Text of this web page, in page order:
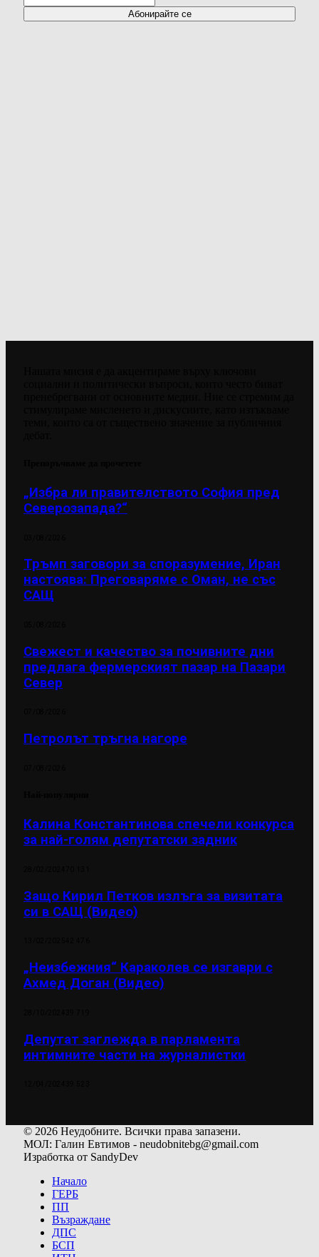
„Избра ли правителството София пред
Северозапада?“
Тръмп заговори за споразумение, Иран
настоява: Преговаряме с Оман, не със
САЩ
Свежест и качество за почивните дни
предлага фермерският пазар на Пазари
Север
Петролът тръгна нагоре
Калина Константинова спечели конкурса
за най-голям депутатски задник
Защо Кирил Петков излъга за визитата
си в САЩ (Видео)
„Неизбежния“ Караколев се изгаври с
Ахмед Доган (Видео)
Депутат заглежда в парламента
интимните части на журналистки
© 2026 Неудобните. Всички права запазени.
МОЛ: Галин Евтимов - neudobnitebg@gmail.com
Изработка от SandyDev
Начало
ГЕРБ
ПП
Възраждане
ДПС
БСП